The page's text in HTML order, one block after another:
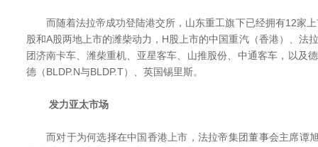
而随着法拉帝成功登陆港交所，山东重工旗下已经拥有12家上
股和A股两地上市的潍柴动力，H股上市的中国重汽（香港）、法
团济南卡车、潍柴重机、亚星客车、山推股份、中通客车，以及
德（BLDP.N与BLDP.T）、英国锡里斯。
发力亚太市场
而对于为何选择在中国香港上市，法拉帝集团董事会主席谭